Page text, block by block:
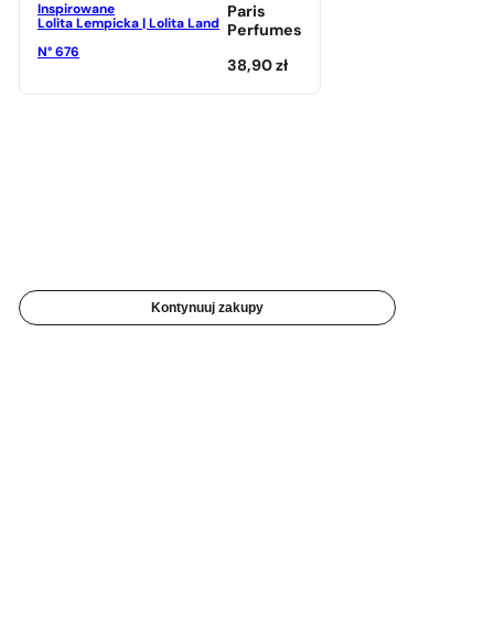
Inspirowane
Lolita Lempicka | Lolita Land
N° 676
Paris
Perfumes
38,90zł
Kontynuuj zakupy